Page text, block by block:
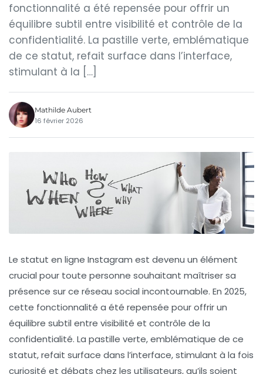
fonctionnalité a été repensée pour offrir un
équilibre subtil entre visibilité et contrôle de la
confidentialité. La pastille verte, emblématique
de ce statut, refait surface dans l’interface,
stimulant à la […]
Mathilde Aubert
16 février 2026
Le statut en ligne Instagram est devenu un élément
crucial pour toute personne souhaitant maîtriser sa
présence sur ce réseau social incontournable. En 2025,
cette fonctionnalité a été repensée pour offrir un
équilibre subtil entre visibilité et contrôle de la
confidentialité. La pastille verte, emblématique de ce
statut, refait surface dans l’interface, stimulant à la fois
curiosité et débats chez les utilisateurs, qu’ils soient